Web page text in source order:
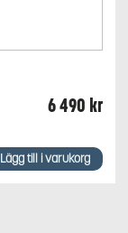
6 490 kr
Lägg till i varukorg